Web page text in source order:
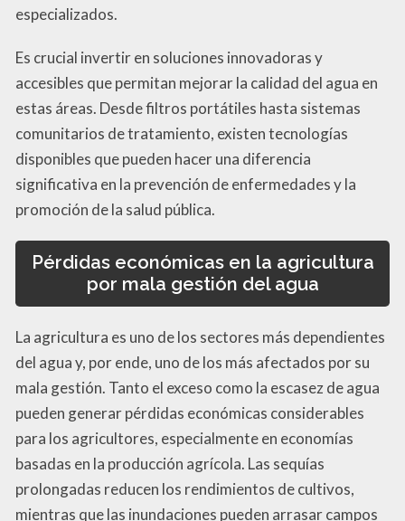
especializados.
Es crucial invertir en soluciones innovadoras y
accesibles que permitan mejorar la calidad del agua en
estas áreas. Desde filtros portátiles hasta sistemas
comunitarios de tratamiento, existen tecnologías
disponibles que pueden hacer una diferencia
significativa en la prevención de enfermedades y la
promoción de la salud pública.
Pérdidas económicas en la agricultura
por mala gestión del agua
La agricultura es uno de los sectores más dependientes
del agua y, por ende, uno de los más afectados por su
mala gestión. Tanto el exceso como la escasez de agua
pueden generar pérdidas económicas considerables
para los agricultores, especialmente en economías
basadas en la producción agrícola. Las sequías
prolongadas reducen los rendimientos de cultivos,
mientras que las inundaciones pueden arrasar campos